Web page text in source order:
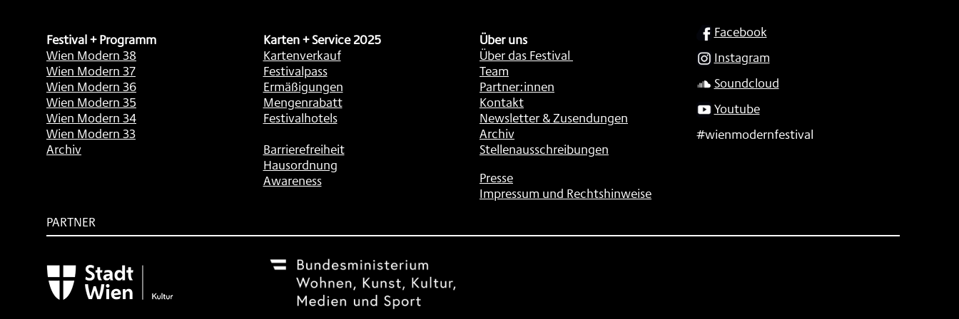
Festival + Programm
Wien Modern 38
Wien Modern 37
Wien Modern 36
Wien Modern 35
Wien Modern 34
Wien Modern 33
Archiv
Karten + Service 2025
Kartenverkauf
Festivalpass
Ermäßigungen
Mengenrabatt
Festivalhotels
Barrierefreiheit
Hausordnung
Awareness
Über uns
Über das Festival
Team
Partner:innen
Kontakt
Newsletter & Zusendungen
Archiv
Stellenausschreibungen
Presse
Impressum und Rechtshinweise
SOCIAL
Facebook
Instagram
Soundcloud
Youtube
#wienmodernfestival
PARTNER